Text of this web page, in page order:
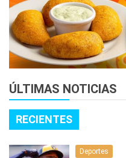
ÚLTIMAS NOTICIAS
RECIENTES
Deportes